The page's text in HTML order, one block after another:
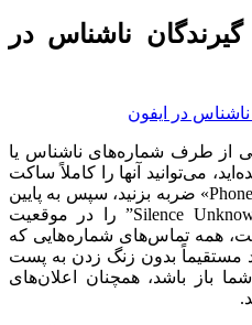
ناشناس در
از طرف شماره‌های ناشناس یا
می‌توانید آنها را کاملاً ساکت
کنید. تنظیمات را باز کنید، روی «Phone» ضربه بزنید، سپس به پایین
پیمایش کنید و کلید “Silence Unknown Callers” را در موقعیت
همه تماس‌های شماره‌هایی که
مستقیماً بدون زنگ زدن به پست
باز باشد، همچنان اعلان‌های